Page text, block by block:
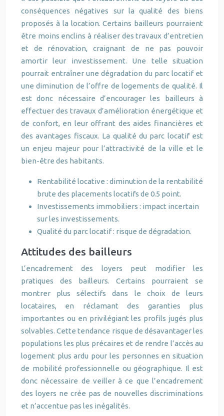
conséquences négatives sur la qualité des biens
proposés à la location. Certains bailleurs pourraient
être moins enclins à réaliser des travaux d’entretien
et de rénovation, craignant de ne pas pouvoir
amortir leur investissement. Une telle situation
pourrait entraîner une dégradation du parc locatif et
une diminution de l’offre de logements de qualité. Il
est donc nécessaire d’encourager les bailleurs à
effectuer des travaux d’amélioration énergétique et
de confort, en leur offrant des aides financières et
des avantages fiscaux. La qualité du parc locatif est
un enjeu majeur pour l’attractivité de la ville et le
bien-être des habitants.
Rentabilité locative : diminution de la rentabilité
brute des placements locatifs de 0.5 point.
Investissements immobiliers : impact incertain
sur les investissements.
Qualité du parc locatif : risque de dégradation.
Attitudes des bailleurs
L’encadrement des loyers peut modifier les
pratiques des bailleurs. Certains pourraient se
montrer plus sélectifs dans le choix de leurs
locataires, en réclamant des garanties plus
importantes ou en privilégiant les profils jugés plus
solvables. Cette tendance risque de désavantager les
populations les plus précaires et de rendre l’accès au
logement plus ardu pour les personnes en situation
de mobilité professionnelle ou géographique. Il est
donc nécessaire de veiller à ce que l’encadrement
des loyers ne crée pas de nouvelles discriminations
et n’accentue pas les inégalités.